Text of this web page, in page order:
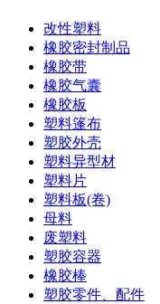
改性塑料
橡胶密封制品
橡胶带
橡胶气囊
橡胶板
塑料篷布
塑胶外壳
塑料异型材
塑料片
塑料板(卷)
母料
废塑料
塑胶容器
橡胶棒
塑胶零件、配件